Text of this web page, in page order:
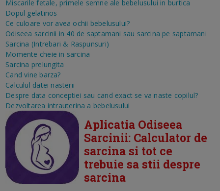
Miscarile fetale, primele semne ale bebelusului in burtica
Dopul gelatinos
Ce culoare vor avea ochii bebelusului?
Odiseea sarcinii in 40 de saptamani sau sarcina pe saptamani
Sarcina (Intrebari & Raspunsuri)
Momente cheie in sarcina
Sarcina prelungita
Cand vine barza?
Calculul datei nasterii
Despre data conceptiei sau cand exact se va naste copilul?
Dezvoltarea intrauterina a bebelusului
Aplicatia Odiseea
Sarcinii: Calculator de
sarcina si tot ce
trebuie sa stii despre
sarcina